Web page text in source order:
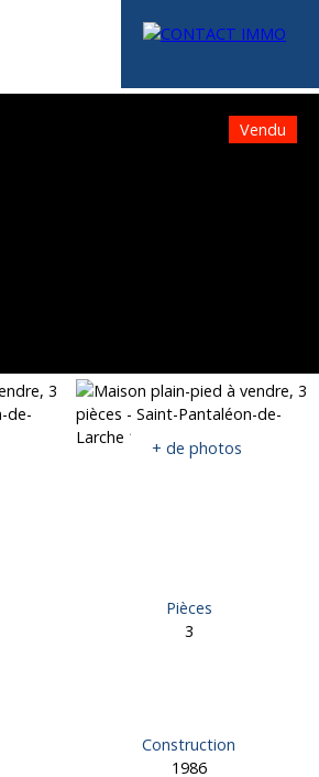
Espace vendeur Estimation
Vendu
+ de photos
Pièces
3
Construction
1986